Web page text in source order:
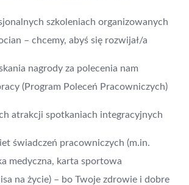
szkoleniach organizowanych
– chcemy, abyś się rozwijał/a
nagrody za polecenia nam
(Program Poleceń Pracowniczych)
atrakcji spotkaniach integracyjnych
świadczeń pracowniczych (m.in.
medyczna, karta sportowa
na życie) – bo Twoje zdrowie i dobre